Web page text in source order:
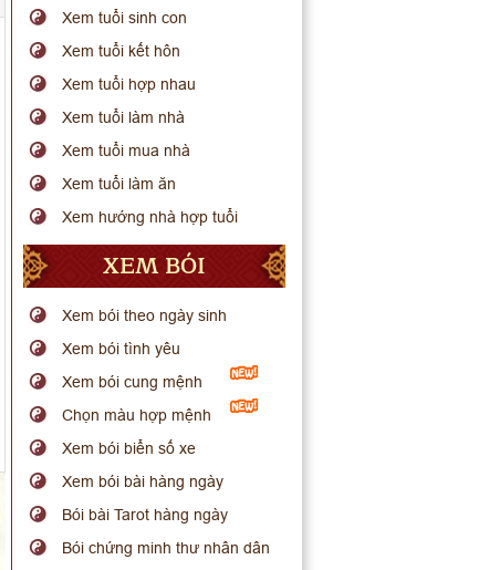
Xem tuổi sinh con
Xem tuổi kết hôn
Xem tuổi hợp nhau
Xem tuổi làm nhà
Xem tuổi mua nhà
Xem tuổi làm ăn
Xem hướng nhà hợp tuổi
XEM BÓI
Xem bói theo ngày sinh
Xem bói tình yêu
Xem bói cung mệnh
Chọn màu hợp mệnh
Xem bói biển số xe
Xem bói bài hàng ngày
Bói bài Tarot hàng ngày
Bói chứng minh thư nhân dân